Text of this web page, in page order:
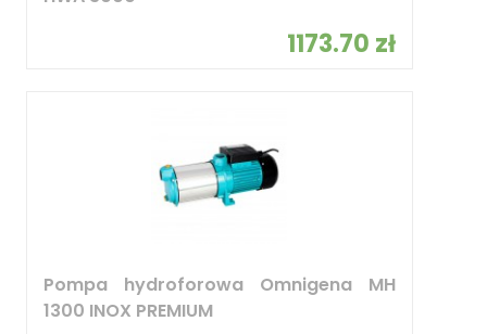
1173.70 zł
Pompa hydroforowa Omnigena MH
1300 INOX PREMIUM